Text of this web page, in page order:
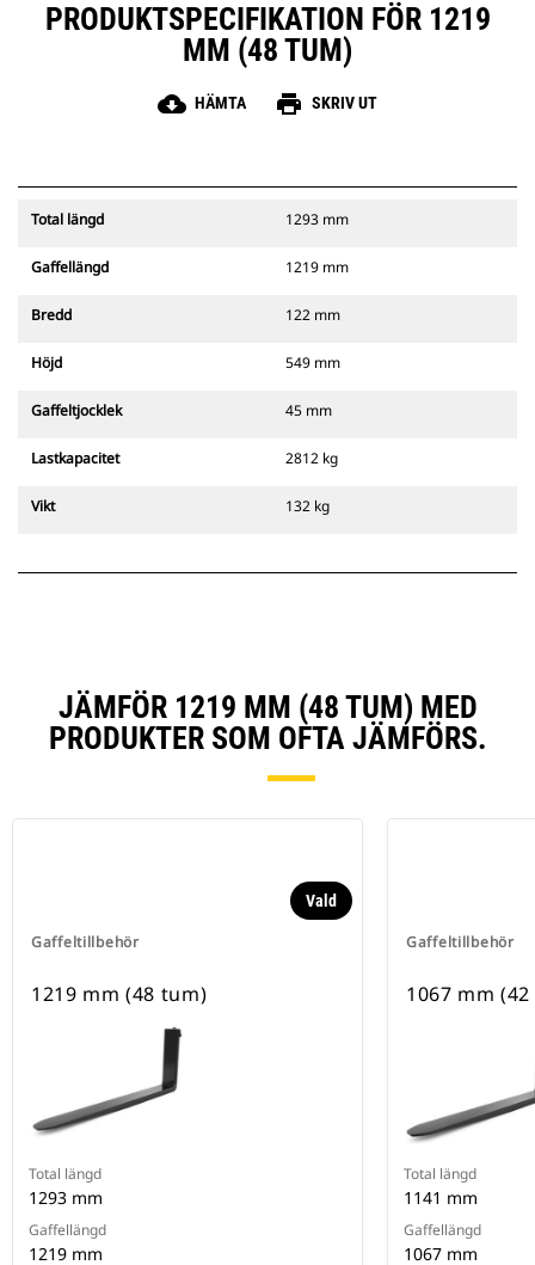
PRODUKTSPECIFIKATION FÖR 1219
MM (48 TUM)
cloud_download HÄMTA print SKRIV UT
Total längd 1293 mm
Gaffellängd 1219 mm
Bredd 122 mm
Höjd 549 mm
Gaffeltjocklek 45 mm
Lastkapacitet 2812 kg
Vikt 132 kg
JÄMFÖR 1219 MM (48 TUM) MED
PRODUKTER SOM OFTA JÄMFÖRS.
Gaffeltillbehör
Vald
1219 mm (48 tum)
Total längd
1293 mm
Gaffellängd
1219 mm
Gaffeltillbehör
1067 mm
Total längd
1141 mm
Gaffellängd
1067 mm